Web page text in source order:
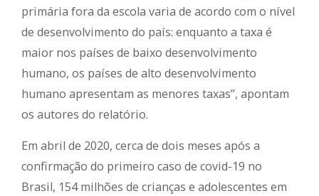
primária fora da escola varia de acordo com o nível
de desenvolvimento do país: enquanto a taxa é
maior nos países de baixo desenvolvimento
humano, os países de alto desenvolvimento
humano apresentam as menores taxas”, apontam
os autores do relatório.
Em abril de 2020, cerca de dois meses após a
confirmação do primeiro caso de covid-19 no
Brasil, 154 milhões de crianças e adolescentes em